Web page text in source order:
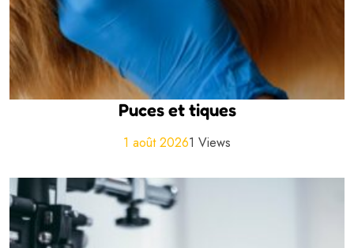
Puces et tiques
1 août 20261 Views